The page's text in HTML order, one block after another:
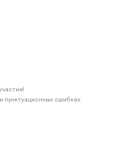
ошибках.